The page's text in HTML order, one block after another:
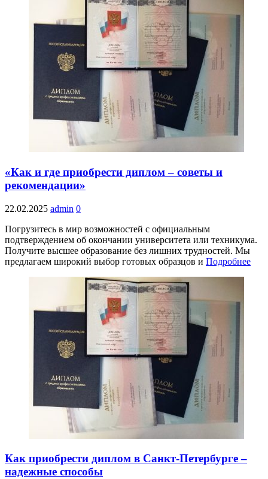
«Как и где приобрести диплом – советы и
рекомендации»
22.02.2025 admin 0
Погрузитесь в мир возможностей с официальным
подтверждением об окончании университета или техникума.
Получите высшее образование без лишних трудностей. Мы
предлагаем широкий выбор готовых образцов и Подробнее
Как приобрести диплом в Санкт-Петербурге –
надежные способы